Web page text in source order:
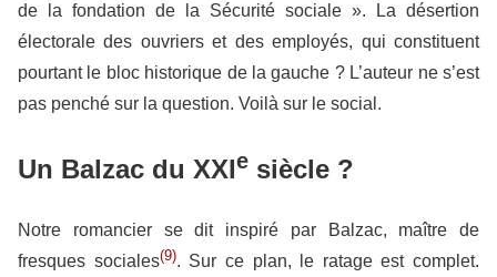
de la fondation de la Sécurité sociale ». La désertion
électorale des ouvriers et des employés, qui constituent
pourtant le bloc historique de la gauche ? L’auteur ne s’est
pas penché sur la question. Voilà sur le social.
Un Balzac du XXIe siècle ?
Notre romancier se dit inspiré par Balzac, maître de
fresques sociales(9). Sur ce plan, le ratage est complet.